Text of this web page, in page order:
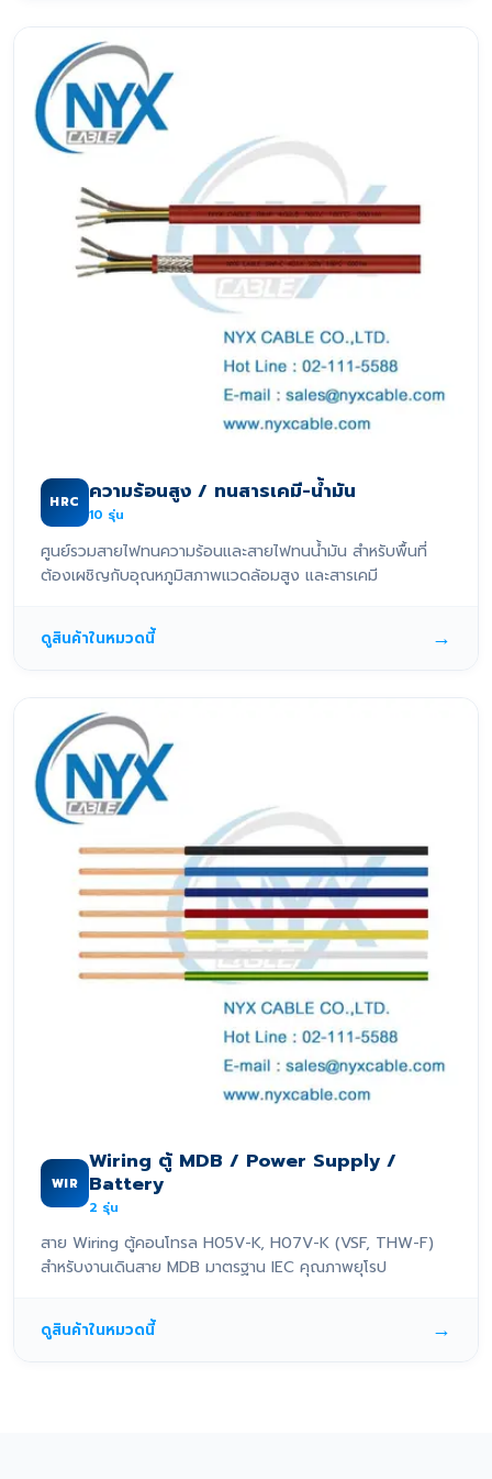
HRC ความร้อนสูง / ทนสารเคมี-น้ำมัน
10 รุ่น
ศูนย์รวมสายไฟทนความร้อนและสายไฟทนน้ำมัน สำหรับพื้นที่
ต้องเผชิญกับอุณหภูมิสภาพแวดล้อมสูง และสารเคมี
ดูสินค้าในหมวดนี้ →
WIR
Wiring ตู้ MDB / Power Supply /
Battery
2 รุ่น
สาย Wiring ตู้คอนโทรล H05V-K, H07V-K (VSF, THW-F)
สำหรับงานเดินสาย MDB มาตรฐาน IEC คุณภาพยุโรป
ดูสินค้าในหมวดนี้ →